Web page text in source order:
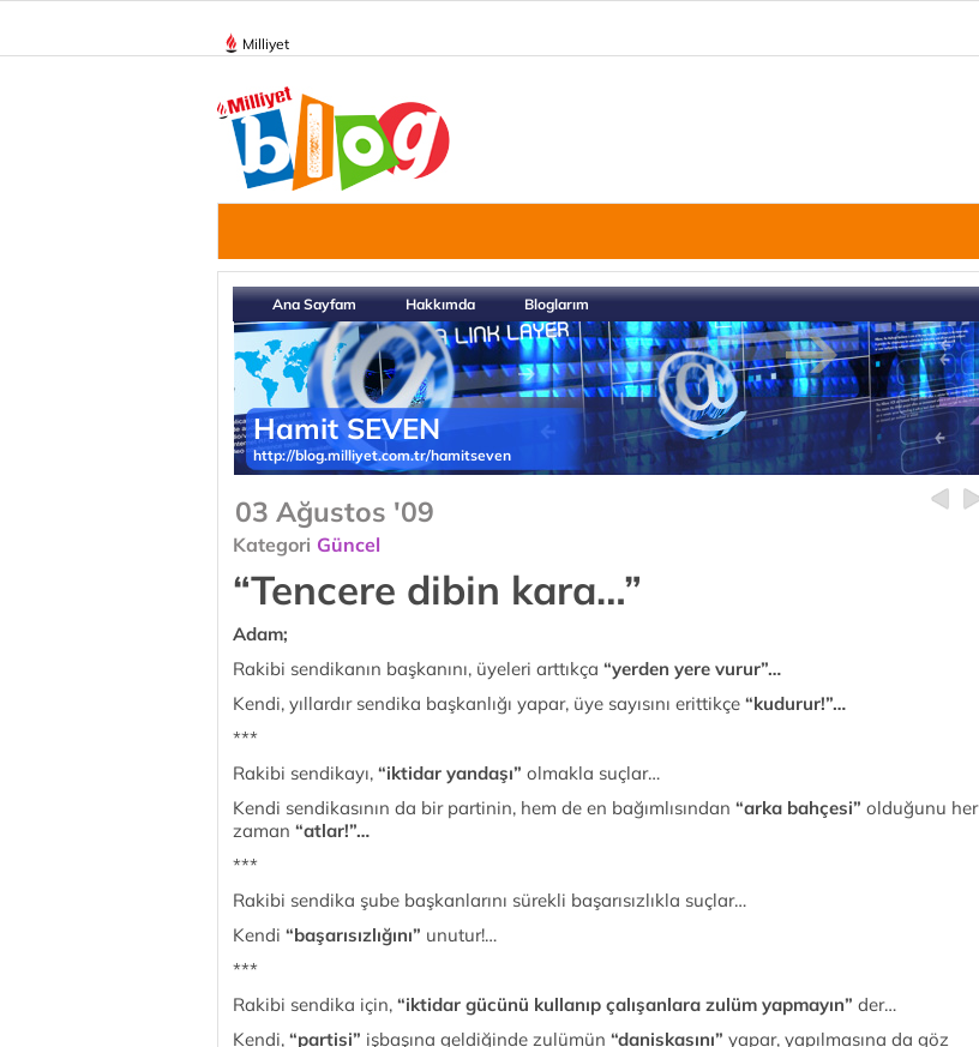
Milliyet
Ana Sayfam Hakkımda Bloglarım
Hamit SEVEN
http://blog.milliyet.com.tr/hamitseven
03 Ağustos '09
Kategori Güncel
“Tencere dibin kara…”
Adam;
Rakibi sendikanın başkanını, üyeleri arttıkça “yerden yere vurur”…
Kendi, yıllardır sendika başkanlığı yapar, üye sayısını erittikçe “kudurur!”…
***
Rakibi sendikayı, “iktidar yandaşı” olmakla suçlar…
Kendi sendikasının da bir partinin, hem de en bağımlısından “arka bahçesi” olduğunu her
zaman “atlar!”…
***
Rakibi sendika şube başkanlarını sürekli başarısızlıkla suçlar…
Kendi “başarısızlığını” unutur!…
***
Rakibi sendika için, “iktidar gücünü kullanıp çalışanlara zulüm yapmayın” der…
Kendi, “partisi” işbaşına geldiğinde zulümün “daniskasını” yapar, yapılmasına da göz